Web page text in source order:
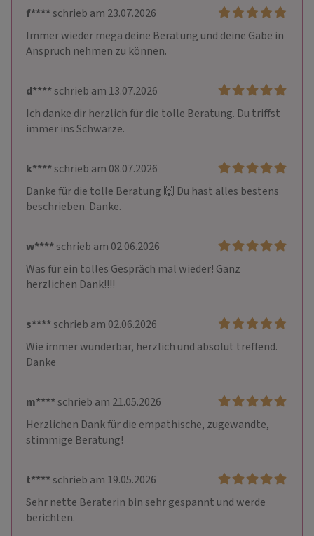
f****schrieb am 23.07.2026
Immer wieder mega deine Beratung und deine Gabe in
Anspruch nehmen zu können.
d****schrieb am 13.07.2026
Ich danke dir herzlich für die tolle Beratung. Du triffst
immer ins Schwarze.
k****schrieb am 08.07.2026
Danke für die tolle Beratung 🙌 Du hast alles bestens
beschrieben. Danke.
w****schrieb am 02.06.2026
Was für ein tolles Gespräch mal wieder! Ganz
herzlichen Dank!!!!
s****schrieb am 02.06.2026
Wie immer wunderbar, herzlich und absolut treffend.
Danke
m****schrieb am 21.05.2026
Herzlichen Dank für die empathische, zugewandte,
stimmige Beratung!
t****schrieb am 19.05.2026
Sehr nette Beraterin bin sehr gespannt und werde
berichten.